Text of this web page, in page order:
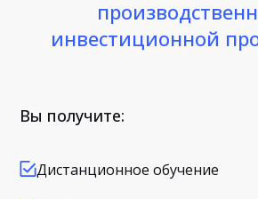
инвестиционной
Вы получите:
Дистанционное обучение